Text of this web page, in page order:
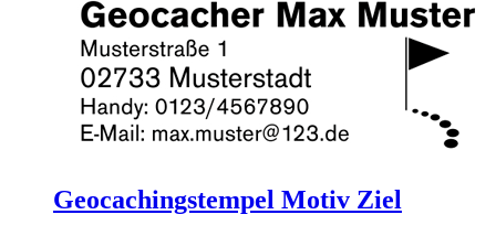
Geocachingstempel Motiv Ziel